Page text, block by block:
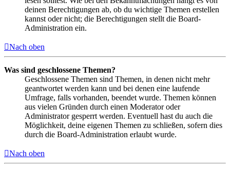
deinen Berechtigungen ab, ob du wichtige Themen erstellen
kannst oder nicht; die Berechtigungen stellt die Board-
Administration ein.
Nach oben
Was sind geschlossene Themen?
Geschlossene Themen sind Themen, in denen nicht mehr
geantwortet werden kann und bei denen eine laufende
Umfrage, falls vorhanden, beendet wurde. Themen können
aus vielen Gründen durch einen Moderator oder
Administrator gesperrt werden. Eventuell hast du auch die
Möglichkeit, deine eigenen Themen zu schließen, sofern dies
durch die Board-Administration erlaubt wurde.
Nach oben